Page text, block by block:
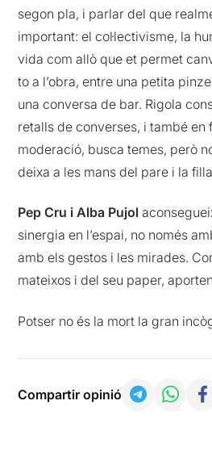
segon pla, i parlar del que
important: el col·lectivisme, la
vida com allò que et permet
to a l’obra, entre una petita
una conversa de bar. Rigola
retalls de converses, i també en
moderació, busca temes, però
deixa a les mans del pare i la
Pep Cru i Alba Pujol
sinergia en l’espai, no només
amb els gestos i les mirades.
mateixos i del seu paper,
Potser no és la mort la gran
Compartir opinió